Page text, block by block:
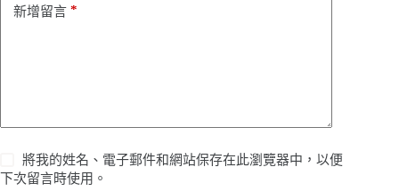
新增留言 *
將我的姓名、電子郵件和網站保存在此瀏覽器中，以便
下次留言時使用。